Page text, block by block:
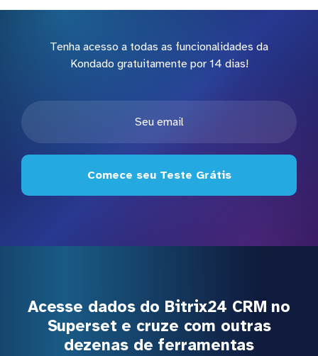
Tenha acesso a todas as funcionalidades da
Kondado gratuitamente por 14 dias!
Comece seu Teste Grátis
Acesse dados do Bitrix24 CRM no
Superset e cruze com outras
dezenas de ferramentas